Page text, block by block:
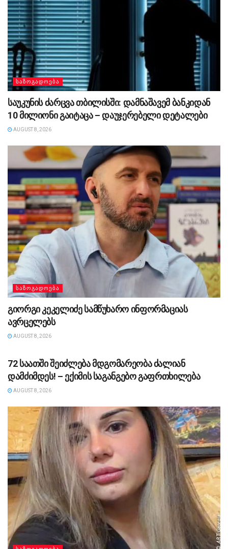
ᲡᲐᲖᲝᲒᲐᲓᲝᲔᲑᲐ
საუკუნის ძარცვა თბილისში: დამნაშავემ ბანკიდან
10 მილიონი გაიტაცა – დაუჯერებელი დეტალები
AUGUST 8, 2026
ᲡᲐᲖᲝᲒᲐᲓᲝᲔᲑᲐ
გიორგი კეკელიძე სამწუხარო ინფორმაციას
ავრცელებს
AUGUST 8, 2026
72 საათში შეიძლება მდგომარეობა ძალიან
დამძიმდეს! – ექიმის საგანგებო გაფრთხილება
AUGUST 8, 2026